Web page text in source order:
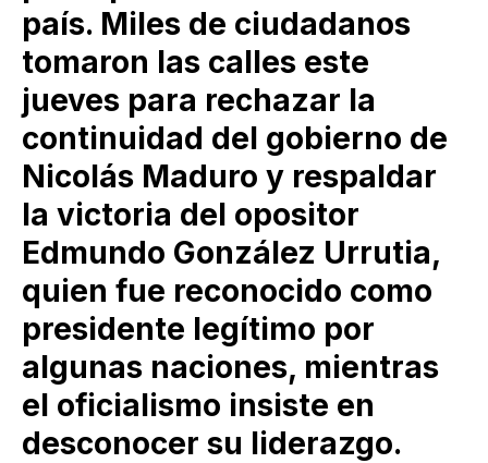
país. Miles de ciudadanos
tomaron las calles este
jueves para rechazar la
continuidad del gobierno de
Nicolás Maduro y respaldar
la victoria del opositor
Edmundo González Urrutia,
quien fue reconocido como
presidente legítimo por
algunas naciones, mientras
el oficialismo insiste en
desconocer su liderazgo.